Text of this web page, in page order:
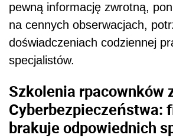
pewną informację zwrotną,
na cennych obserwacjach,
doświadczeniach codziennej
specjalistów.
Szkolenia rpacownków
Cyberbezpieczeństwa:
brakuje odpowiednich